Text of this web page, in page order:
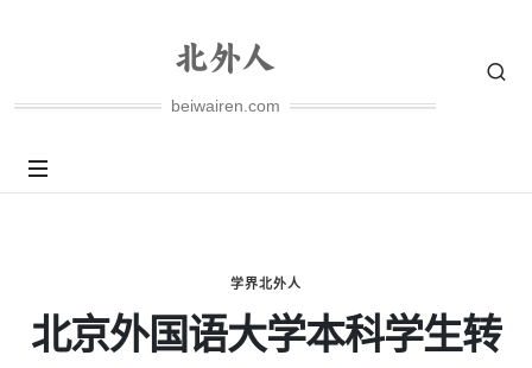
beiwairen.com
学界北外人
北京外国语大学本科学生转